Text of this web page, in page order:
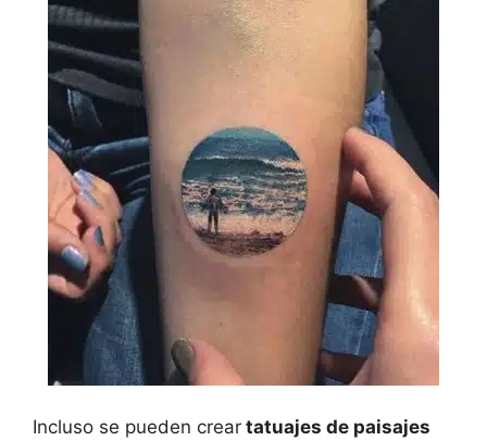
Incluso se pueden crear tatuajes de paisajes